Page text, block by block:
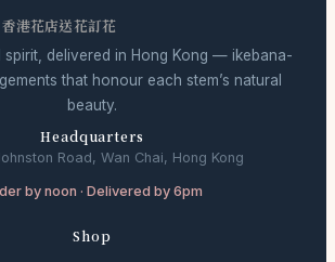
港花店送花訂花
spirit, delivered in Hong Kong — ikebana-
that honour each stem’s natural
beauty.
Headquarters
Road, Wan Chai, Hong Kong
by noon · Delivered by 6pm
Shop